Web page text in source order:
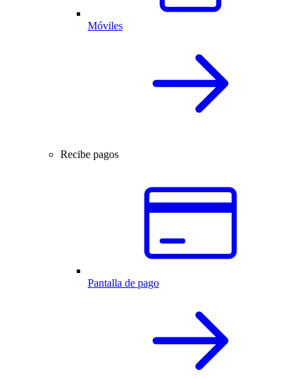
Móviles
Recibe pagos
Pantalla de pago